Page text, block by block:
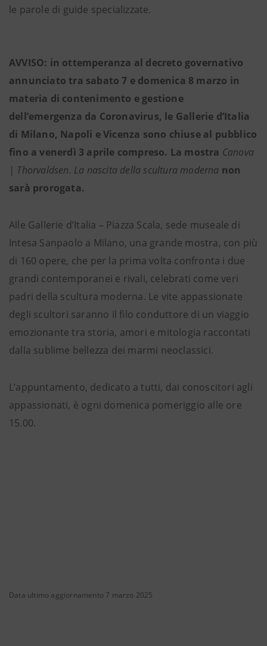
le parole di guide specializzate.
AVVISO: in ottemperanza al decreto governativo
annunciato tra sabato 7 e domenica 8 marzo in
materia di contenimento e gestione
dell’emergenza da Coronavirus, le Gallerie d’Italia
di Milano, Napoli e Vicenza sono chiuse al pubblico
fino a venerdì 3 aprile compreso. La mostra Canova
| Thorvaldsen. La nascita della scultura moderna non
sarà prorogata.
Alle Gallerie d’Italia – Piazza Scala, sede museale di
Intesa Sanpaolo a Milano, una grande mostra, con più
di 160 opere, che per la prima volta confronta i due
grandi contemporanei e rivali, celebrati come veri
padri della scultura moderna. Le vite appassionate
degli scultori saranno il filo conduttore di un viaggio
emozionante tra storia, amori e mitologia raccontati
dalla sublime bellezza dei marmi neoclassici.
L’appuntamento, dedicato a tutti, dai conoscitori agli
appassionati, è ogni domenica pomeriggio alle ore
15.00.
Data ultimo aggiornamento 7 marzo 2025